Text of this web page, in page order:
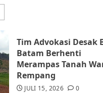
Datangi Pemko
Warga Rempang
Lahan Mereka
untuk Sekolah Rakyat
Tim Advokasi Desak
Batam Berhenti
Merampas Tanah
Rempang
JULI 15, 2026 0